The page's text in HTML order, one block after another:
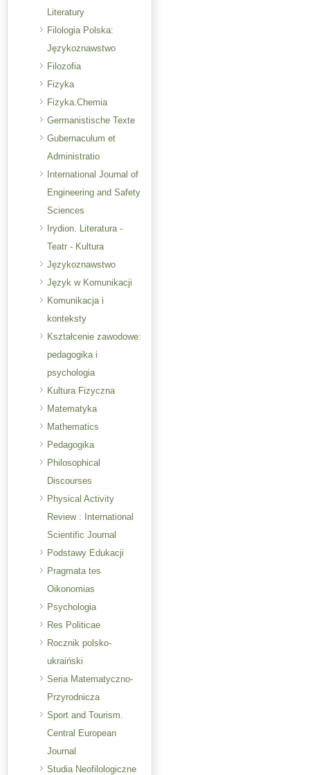
Literatury
Filologia Polska:
Językoznawstwo
Filozofia
Fizyka
Fizyka.Chemia
Germanistische Texte
Gubernaculum et
Administratio
International Journal of
Engineering and Safety
Sciences
Irydion. Literatura -
Teatr - Kultura
Językoznawstwo
Język w Komunikacji
Komunikacja i
konteksty
Kształcenie zawodowe:
pedagogika i
psychologia
Kultura Fizyczna
Matematyka
Mathematics
Pedagogika
Philosophical
Discourses
Physical Activity
Review : International
Scientific Journal
Podstawy Edukacji
Pragmata tes
Oikonomias
Psychologia
Res Politicae
Rocznik polsko-
ukraiński
Seria Matematyczno-
Przyrodnicza
Sport and Tourism.
Central European
Journal
Studia Neofilologiczne